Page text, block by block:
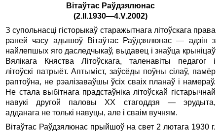
Вітаўтас Раўдзялюнас
(2.II.1930—4.V.2002)
З cупольнасцi гісторыкаў старажытнага літоўскага права
раней часу адышоў Вітаўтас Раўдзялюнас — адзін з
найлепшых яго даследчыкаў, выдавец і знаўца крыніцаў
Вялікага Княства Літоўскага, таленавіты педагог і
літоўскі патрыёт. Аптыміст, заўсёды поўны сілаў, памёр
раптоўна, не рэалізаваўшы ўсіх сваіх планаў і намераў.
Не стала выбітнага прадстаўніка літоўскай гістарычнай
навукі другой паловы ХХ стагоддзя — эрудыта,
адданага не толькі навуцы, але і сваім вучням.
Вітаўтас Раўдзялюнас прыйшоў на свет 2 лютага 1930 г.